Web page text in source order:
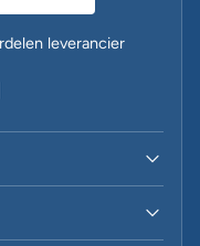
leverancier